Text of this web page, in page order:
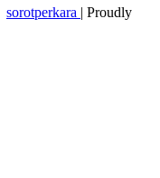
sorotperkara | Proudly